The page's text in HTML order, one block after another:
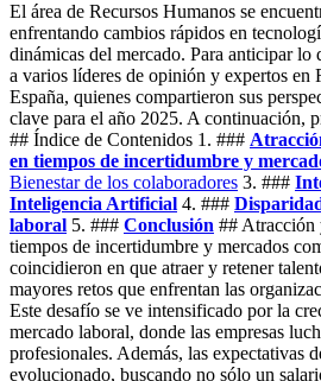
El área de Recursos Humanos se
enfrentando cambios rápidos en
dinámicas del mercado. Para anticipar lo
a varios líderes de opinión y expertos
España, quienes compartieron sus
clave para el año 2025. A continuación,
## Índice de Contenidos 1. ###
en tiempos de incertidumbre y
Bienestar de los colaboradores 3. ###
Inteligencia Artificial 4. ###
laboral 5. ### Conclusión ## Atracción
tiempos de incertidumbre y mercados
coincidieron en que atraer y retener
mayores retos que enfrentan las
Este desafío se ve intensificado por la
mercado laboral, donde las empresas
profesionales. Además, las expectativas
evolucionado, buscando no sólo un